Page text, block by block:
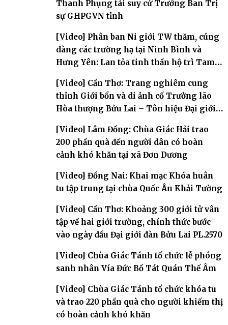
Thanh Phụng tái suy cử Trưởng Ban Trị
sự GHPGVN tỉnh
[Video] Phân ban Ni giới TW thăm, cúng
dàng các trường hạ tại Ninh Bình và
Hưng Yên: Lan tỏa tinh thần hộ trì Tam
[Video] Cần Thơ: Trang nghiêm cung
thỉnh Giới bổn và di ảnh cố Trưởng lão
Hòa thượng Bửu Lai – Tôn hiệu Đại giới
[Video] Lâm Đồng: Chùa Giác Hải trao
200 phần quà đến người dân có hoàn
cảnh khó khăn tại xã Đơn Dương
[Video] Đồng Nai: Khai mạc Khóa huân
tu tập trung tại chùa Quốc Ân Khải Tường
[Video] Cần Thơ: Khoảng 300 giới tử vân
tập về hai giới trường, chính thức bước
vào ngày đầu Đại giới đàn Bửu Lai PL.2570
[Video] Chùa Giác Tánh tổ chức lễ phóng
sanh nhân Vía Đức Bồ Tát Quán Thế Âm
[Video] Chùa Giác Tánh tổ chức khóa tu
và trao 220 phần quà cho người khiếm thị
có hoàn cảnh khó khăn